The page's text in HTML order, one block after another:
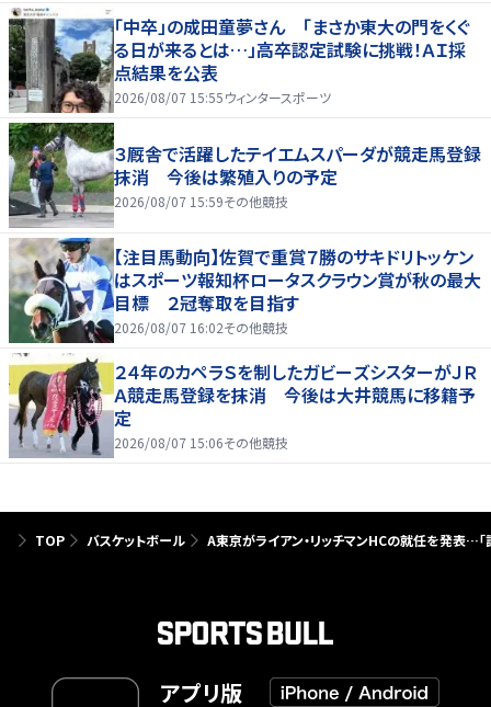
「中卒」の成田童夢さん 「まさか東大の門をくぐ
る日が来るとは…」高卒認定試験に挑戦！ＡＩ採
点結果を公表
2026/08/07 15:55ウィンタースポーツ
３厩舎で活躍したテイエムスパーダが競走馬登録
抹消 今後は繁殖入りの予定
2026/08/07 15:59その他競技
【注目馬動向】佐賀で重賞７勝のサキドリトッケン
はスポーツ報知杯ロータスクラウン賞が秋の最大
目標 ２冠奪取を目指す
2026/08/07 16:02その他競技
２４年のカペラＳを制したガビーズシスターがＪＲ
Ａ競走馬登録を抹消 今後は大井競馬に移籍予
定
2026/08/07 15:06その他競技
TOP バスケットボール A東京がライアン・リッチマンHCの就任を発表…
アプリ版